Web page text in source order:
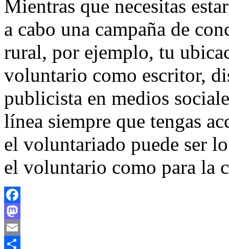
Mientras que necesitas
a cabo una campaña de
rural, por ejemplo, tu
voluntario como escritor,
publicista en medios
línea siempre que tengas
el voluntariado puede ser
el voluntario como para la
Facebook
Mastodon
Email